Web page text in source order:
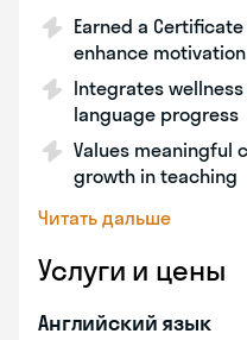
Earned a
enhance motivation
Integrates
language progress
Values meaningful
growth in teaching
Читать дальше
Услуги и цены
Английский язык